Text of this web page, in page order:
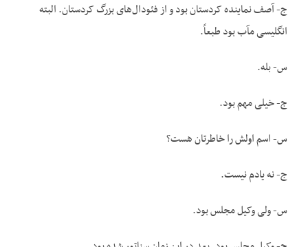
ج- آصف نماینده کردستان بود و از فئودال‌های بزرگ کردستان. البته
انگلیسی مآب بود طبعاً.
س- بله.
ج- خیلی مهم بود.
س- اسم اولش را خاطرتان هست؟
ج- نه یادم نیست.
س- ولی وکیل مجلس بود.